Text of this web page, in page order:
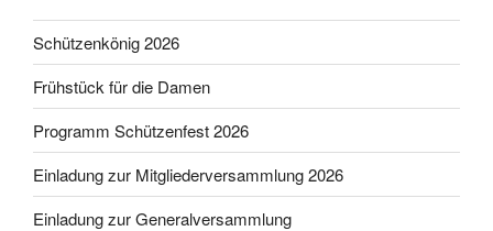
Schützenkönig 2026
Frühstück für die Damen
Programm Schützenfest 2026
Einladung zur Mitgliederversammlung 2026
Einladung zur Generalversammlung